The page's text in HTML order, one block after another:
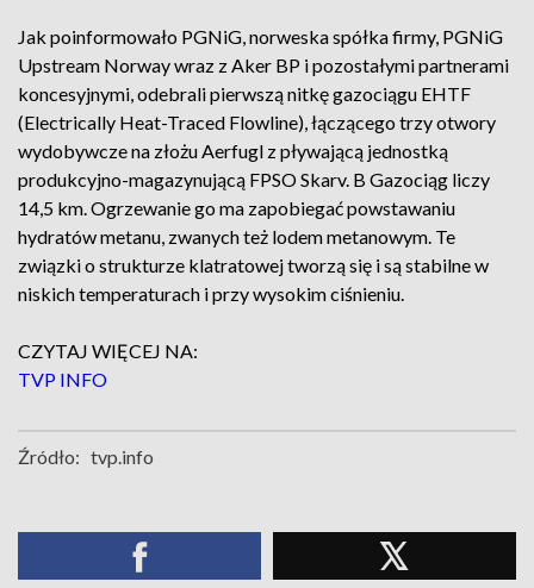
Jak poinformowało PGNiG, norweska spółka firmy, PGNiG
Upstream Norway wraz z Aker BP i pozostałymi partnerami
koncesyjnymi, odebrali pierwszą nitkę gazociągu EHTF
(Electrically Heat-Traced Flowline), łączącego trzy otwory
wydobywcze na złożu Aerfugl z pływającą jednostką
produkcyjno-magazynującą FPSO Skarv. B Gazociąg liczy
14,5 km. Ogrzewanie go ma zapobiegać powstawaniu
hydratów metanu, zwanych też lodem metanowym. Te
związki o strukturze klatratowej tworzą się i są stabilne w
niskich temperaturach i przy wysokim ciśnieniu.
CZYTAJ WIĘCEJ NA:
TVP INFO
Źródło: tvp.info